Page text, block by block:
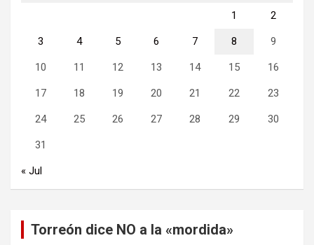
1 2
3 4 5 6 7 8 9
10 11 12 13 14 15 16
17 18 19 20 21 22 23
24 25 26 27 28 29 30
31
« Jul
Torreón dice NO a la «mordida»